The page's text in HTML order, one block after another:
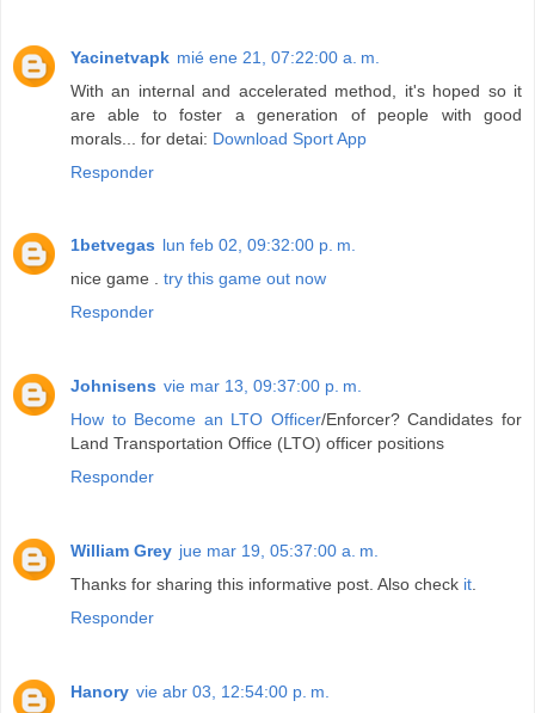
Yacinetvapk mié ene 21, 07:22:00 a. m.
With an internal and accelerated method, it's hoped so it
are able to foster a generation of people with good
morals... for detai: Download Sport App
Responder
1betvegas lun feb 02, 09:32:00 p. m.
nice game . try this game out now
Responder
Johnisens vie mar 13, 09:37:00 p. m.
How to Become an LTO Officer/Enforcer? Candidates for
Land Transportation Office (LTO) officer positions
Responder
William Grey jue mar 19, 05:37:00 a. m.
Thanks for sharing this informative post. Also check it.
Responder
Hanory vie abr 03, 12:54:00 p. m.